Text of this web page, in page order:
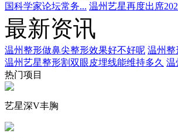
国科学家论坛常务... 温州艺星再度出席
最新资讯
温州整形做鼻尖整形效果好不好呢 温州整
温州艺星整形割双眼皮埋线能维持多久 温
热门项目
艺星深V丰胸